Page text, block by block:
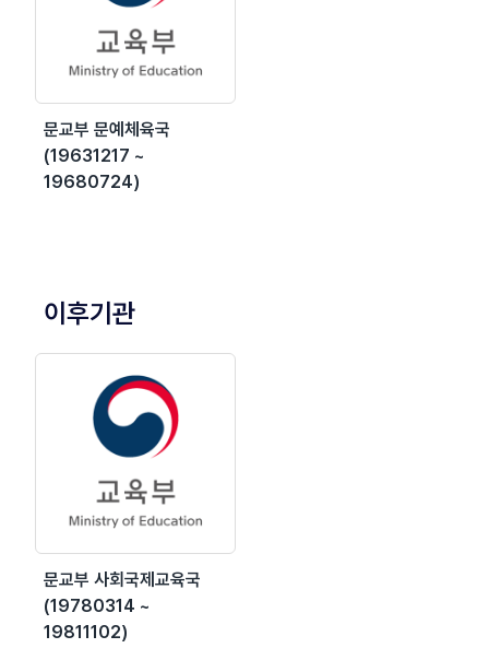
문교부 문예체육국
(19631217 ~
19680724)
이후기관
문교부 사회국제교육국
(19780314 ~
19811102)